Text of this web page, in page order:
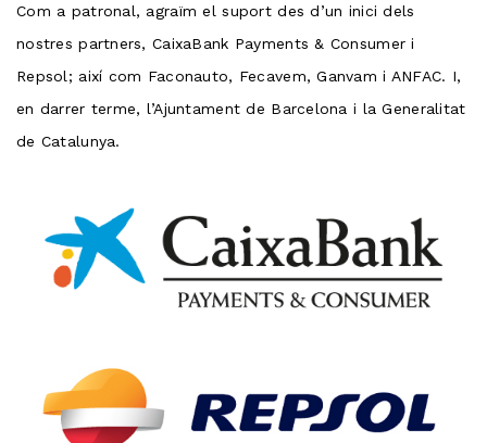
Com a patronal, agraïm el suport des d’un inici dels
nostres partners, CaixaBank Payments & Consumer i
Repsol; així com Faconauto, Fecavem, Ganvam i ANFAC. I,
en darrer terme, l’Ajuntament de Barcelona i la Generalitat
de Catalunya.